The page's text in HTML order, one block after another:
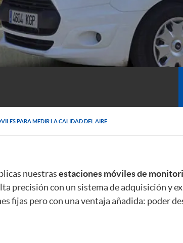
PARA MEDIR LA CALIDAD DEL AIRE
nuestrasestaciones móviles de
precisión con un sistema de adquisición y
fijas pero con una ventaja añadida: poder